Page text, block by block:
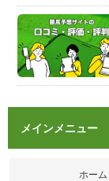
匿名さん
騏
こ
イ
メインメニュー
ホーム